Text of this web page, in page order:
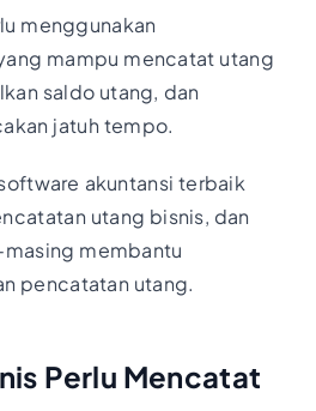
menggunakan
mampu mencatat utang
saldo utang, dan
jatuh tempo.
akuntansi terbaik
utang bisnis, dan
membantu
pencatatan utang.
Perlu Mencatat